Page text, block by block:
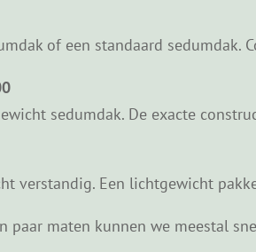
of een standaard sedumdak.
sedumdak. De exacte
verstandig. Een lichtgewicht
paar maten kunnen we meestal